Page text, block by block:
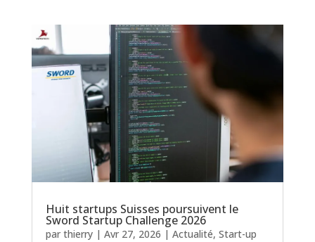
Huit startups Suisses poursuivent le
Sword Startup Challenge 2026
par thierry| Avr 27, 2026 | Actualité, Start-up